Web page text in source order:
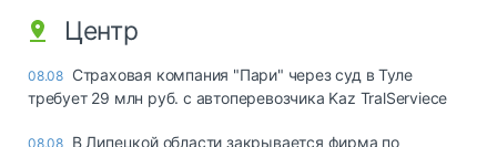
Центр
08.08 Страховая компания "Пари" через суд в Туле
требует 29 млн руб. с автоперевозчика Kaz TralServiece
08.08 В Липецкой области закрывается фирма по